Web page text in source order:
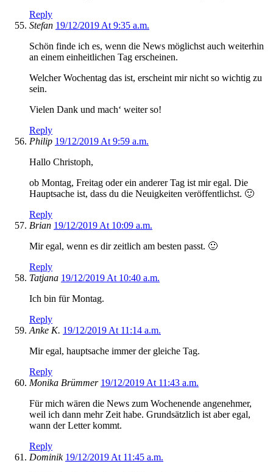
Reply
Stefan 19/12/2019 At 9:35 a.m.
Schön finde ich es, wenn die News möglichst auch weiterhin
an einem einheitlichen Tag erscheinen.
Welcher Wochentag das ist, erscheint mir nicht so wichtig zu
sein.
Vielen Dank und mach‘ weiter so!
Reply
Philip 19/12/2019 At 9:59 a.m.
Hallo Christoph,
ob Montag, Freitag oder ein anderer Tag ist mir egal. Die
Hauptsache ist, dass du die Neuigkeiten veröffentlichst. 🙂
Reply
Brian 19/12/2019 At 10:09 a.m.
Mir egal, wenn es dir zeitlich am besten passt. 🙂
Reply
Tatjana 19/12/2019 At 10:40 a.m.
Ich bin für Montag.
Reply
Anke K. 19/12/2019 At 11:14 a.m.
Mir egal, hauptsache immer der gleiche Tag.
Reply
Monika Brümmer 19/12/2019 At 11:43 a.m.
Für mich wären die News zum Wochenende angenehmer,
weil ich dann mehr Zeit habe. Grundsätzlich ist aber egal,
wann der Letter kommt.
Reply
Dominik 19/12/2019 At 11:45 a.m.